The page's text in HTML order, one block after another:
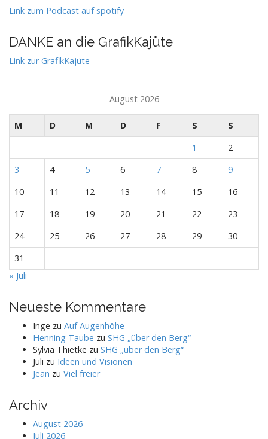
Link zum Podcast auf spotify
DANKE an die GrafikKajüte
Link zur GrafikKajüte
August 2026
M D M D F S
S
1
2
3
4 5 6 7 8
9
10
11 12 13 14 15
16
17
18 19 20 21 22
23
24
25 26 27 28 29
30
31
« Juli
Neueste Kommentare
Inge zu Auf Augenhöhe
Henning Taube zu SHG „über den Berg“
Sylvia Thietke zu SHG „über den Berg“
Juli zu Ideen und Visionen
Jean zu Viel freier
Archiv
August 2026
Juli 2026